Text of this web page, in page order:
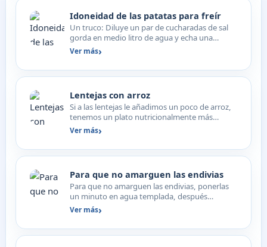
Idoneidad de las patatas para freír
Un truco: Diluye un par de cucharadas de sal
gorda en medio litro de agua y echa una
patata, cuanto más d…
Ver más
Lentejas con arroz
Si a las lentejas le añadimos un poco de arroz,
tenemos un plato nutricionalmente más
completo.
Ver más
Para que no amarguen las endivias
Para que no amarguen las endivias, ponerlas
un minuto en agua templada, después
enjuagarlas y secarlas bi…
Ver más